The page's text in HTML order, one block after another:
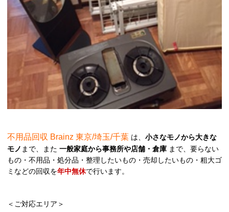
不用品回収 Brainz 東京/埼玉/千葉 は、 小さなモノから大きな
モノ まで、また 一般家庭から事務所や店舗・倉庫 まで、要らない
もの・不用品・処分品・整理したいもの・売却したいもの・粗大ゴ
ミなどの回収を年中無休で行います。
＜ご対応エリア＞